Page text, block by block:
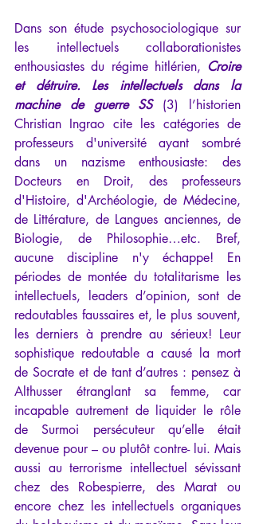
Dans son étude psychosociologique sur
les intellectuels collaborationistes
enthousiastes du régime hitlérien, Croire
et détruire. Les intellectuels dans la
machine de guerre SS (3) l’historien
Christian Ingrao cite les catégories de
professeurs d'université ayant sombré
dans un nazisme enthousiaste: des
Docteurs en Droit, des professeurs
d'Histoire, d'Archéologie, de Médecine,
de Littérature, de Langues anciennes, de
Biologie, de Philosophie…etc. Bref,
aucune discipline n'y échappe! En
périodes de montée du totalitarisme les
intellectuels, leaders d’opinion, sont de
redoutables faussaires et, le plus souvent,
les derniers à prendre au sérieux! Leur
sophistique redoutable a causé la mort
de Socrate et de tant d’autres : pensez à
Althusser étranglant sa femme, car
incapable autrement de liquider le rôle
de Surmoi persécuteur qu’elle était
devenue pour – ou plutôt contre- lui. Mais
aussi au terrorisme intellectuel sévissant
chez des Robespierre, des Marat ou
encore chez les intellectuels organiques